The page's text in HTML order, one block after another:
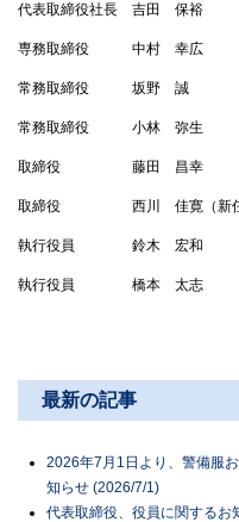
代表取締役社長 吉田 保裕
専務取締役 中村 幸広
常務取締役 坂野 誠
常務取締役 小林 弥生
取締役 藤田 昌幸
取締役 西川 佳寛（
執行役員 鈴木 宏和
執行役員 橋本 太志
最新の記事
2026年7月1日より、警備服
知らせ (2026/7/1)
代表取締役、役員に関するお